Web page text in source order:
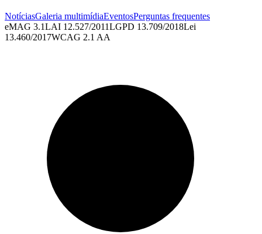
NotíciasGaleria multimídiaEventosPerguntas frequentes
eMAG 3.1LAI 12.527/2011LGPD 13.709/2018Lei
13.460/2017WCAG 2.1 AA